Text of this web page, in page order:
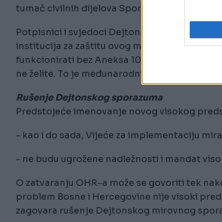
tumač civilnih dijelova Sporazuma.
Potpisnici i svjedoci Dejtonskog mirovnog
institucija za zaštitu ovog međunarodnog
funkcionirati bez Aneksa 10. Dejtonski
ne želite. To je međunarodni sporazum koji
Rušenje Dejtonskog sporazuma
Predstojeće imenovanje novog visokog
- kao i do sada, Vijeće za implementaciju
- ne budu ugrožene nadležnosti i mandat
O zatvaranju OHR-a može se govoriti tek
problem Bosne i Hercegovine nije visoki
zagovara rušenje Dejtonskog mirovnog